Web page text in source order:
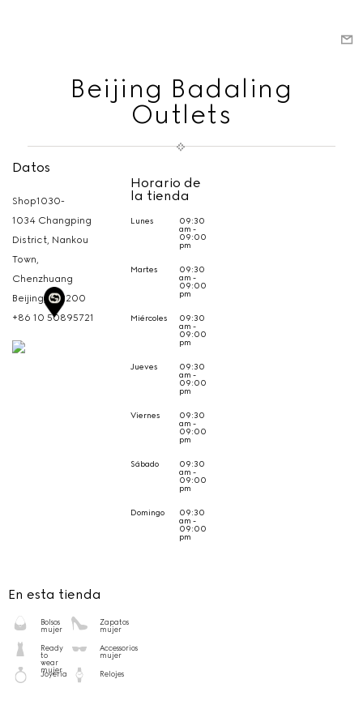
Beijing Badaling
Outlets
Datos
Shop1030-
1034 Changping
District, Nankou
Town,
Chenzhuang
Beijing, 102200
+86 10 50895721
Horario de
la tienda
Lunes 09:30
am -
09:00
pm
Martes 09:30
am -
09:00
pm
Miércoles 09:30
am -
09:00
pm
Jueves 09:30
am -
09:00
pm
Viernes 09:30
am -
09:00
pm
Sábado 09:30
am -
09:00
pm
Domingo 09:30
am -
09:00
pm
En esta tienda
Bolsos
mujer
Zapatos
mujer
Ready
to
wear
mujer
Accessorios
mujer
Joyería Relojes